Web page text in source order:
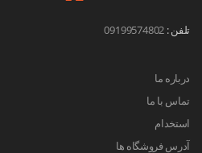
تلفن : 09199574802
درباره ما
تماس با ما
استخدام
آدرس فروشگاه ها